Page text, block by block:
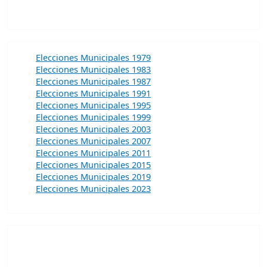
Elecciones Municipales 1979
Elecciones Municipales 1983
Elecciones Municipales 1987
Elecciones Municipales 1991
Elecciones Municipales 1995
Elecciones Municipales 1999
Elecciones Municipales 2003
Elecciones Municipales 2007
Elecciones Municipales 2011
Elecciones Municipales 2015
Elecciones Municipales 2019
Elecciones Municipales 2023